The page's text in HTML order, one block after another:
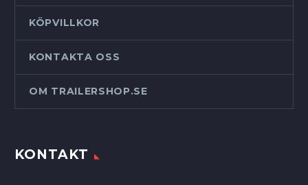
KÖPVILLKOR
KONTAKTA OSS
OM TRAILERSHOP.SE
KONTAKT